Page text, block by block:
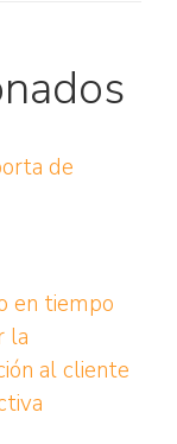
de
en tiempo
la
al cliente